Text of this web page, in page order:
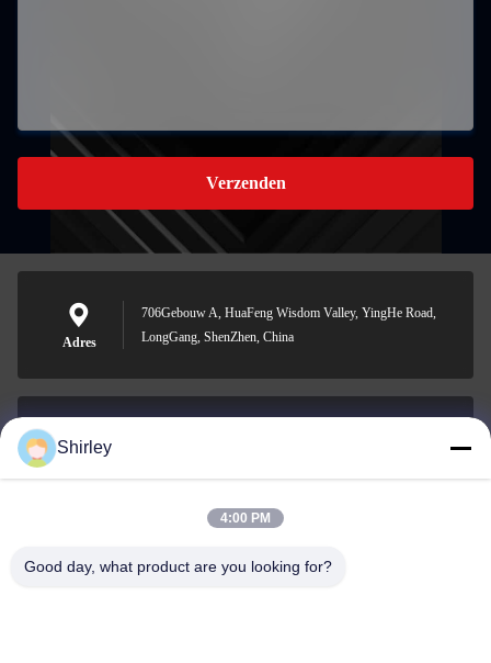
Verzenden
Adres
706Gebouw A, HuaFeng Wisdom Valley, YingHe Road,
LongGang, ShenZhen, China
0086-18148506772
Shirley
4:00 PM
Good day, what product are you looking for?